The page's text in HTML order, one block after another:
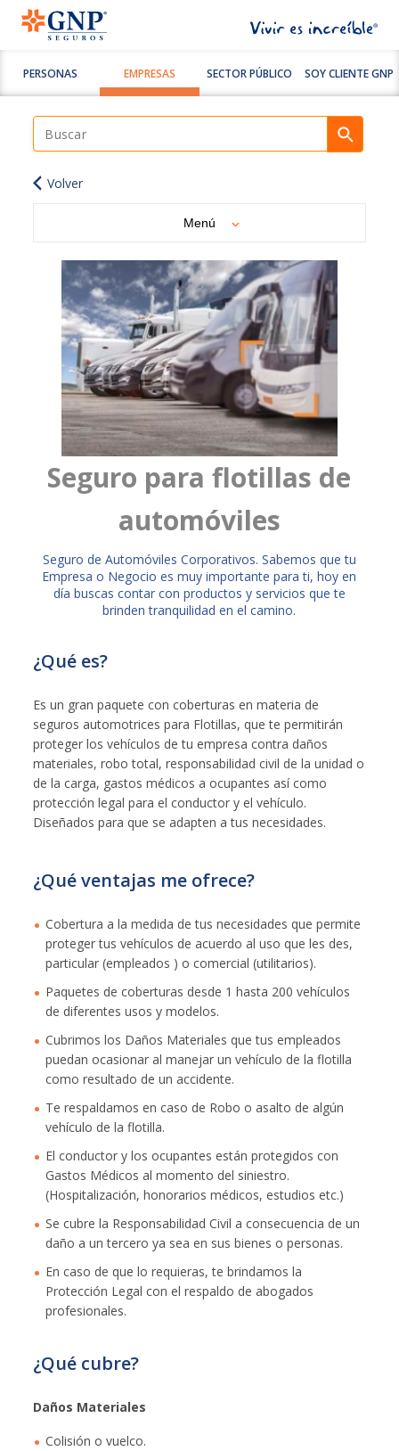
PERSONAS EMPRESAS SECTOR PÚBLICO SOY CLIENTE GNP
Volver
Menú
Seguro para flotillas de
automóviles
​​Seguro de Automóviles Corporativos. Sabemos que tu
Empresa o Negocio es muy importante para ti, hoy en
día buscas contar con productos y servicios que te
brinden tranquilidad en el camino.
¿Qué es?
Es un gran paquete con coberturas en materia de
seguros automotrices para Flotillas, que te permitirán
proteger los vehículos de tu empresa contra daños
materiales, robo total, responsabilidad civil de la unidad o
de la carga, gastos médicos a ocupantes así como
protección legal para el conductor y el vehículo.
Diseñados para que se adapten a tus necesidades.
¿Qué ventajas me ofrece?
Cobertura a la medida de tus necesidades que permite
proteger tus vehículos de acuerdo al uso que les des,
particular (empleados ) o comercial (utilitarios).
Paquetes de coberturas desde 1 hasta 200 vehículos
de diferentes usos y modelos.
Cubrimos los Daños Materiales que tus empleados
puedan ocasionar al manejar un vehículo de la flotilla
como resultado de un accidente.
Te respaldamos en caso de Robo o asalto de algún
vehículo de la flotilla.
El conductor y los ocupantes están protegidos con
Gastos Médicos al momento del siniestro.
(Hospitalización, honorarios médicos, estudios etc.)
Se cubre la Responsabilidad Civil a consecuencia de un
daño a un tercero ya sea en sus bienes o personas.
En caso de que lo requieras, te brindamos la
Protección Legal con el respaldo de abogados
profesionales.
¿Qué cubre?
Daños Materiales
Colisión o vuelco.